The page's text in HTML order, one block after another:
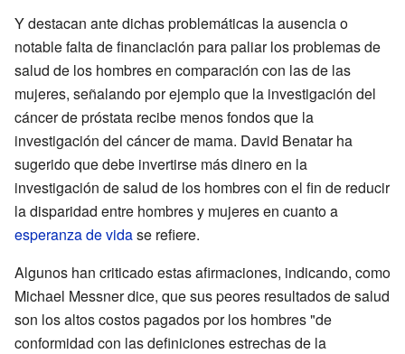
Y destacan ante dichas problemáticas la ausencia o
notable falta de financiación para paliar los problemas de
salud de los hombres en comparación con las de las
mujeres, señalando por ejemplo que la investigación del
cáncer de próstata recibe menos fondos que la
investigación del cáncer de mama. David Benatar ha
sugerido que debe invertirse más dinero en la
investigación de salud de los hombres con el fin de reducir
la disparidad entre hombres y mujeres en cuanto a
esperanza de vidase refiere.
Algunos han criticado estas afirmaciones, indicando, como
Michael Messner dice, que sus peores resultados de salud
son los altos costos pagados por los hombres "de
conformidad con las definiciones estrechas de la